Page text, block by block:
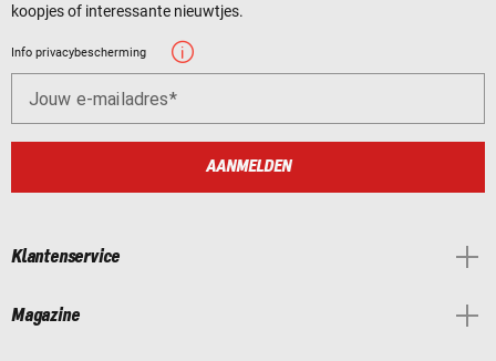
koopjes of interessante nieuwtjes.
Info privacybescherming
Jouw e-mailadres
AANMELDEN
Klantenservice
Magazine